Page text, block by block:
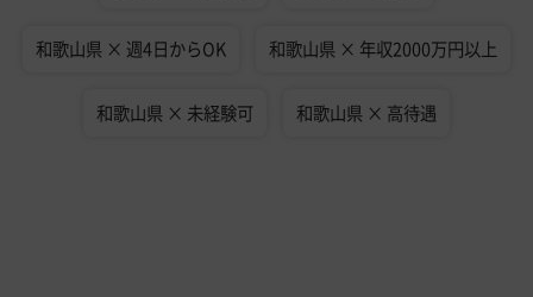
和歌山県 × 週4日からOK 和歌山県 × 年収2000万円以上
和歌山県 × 未経験可 和歌山県 × 高待遇